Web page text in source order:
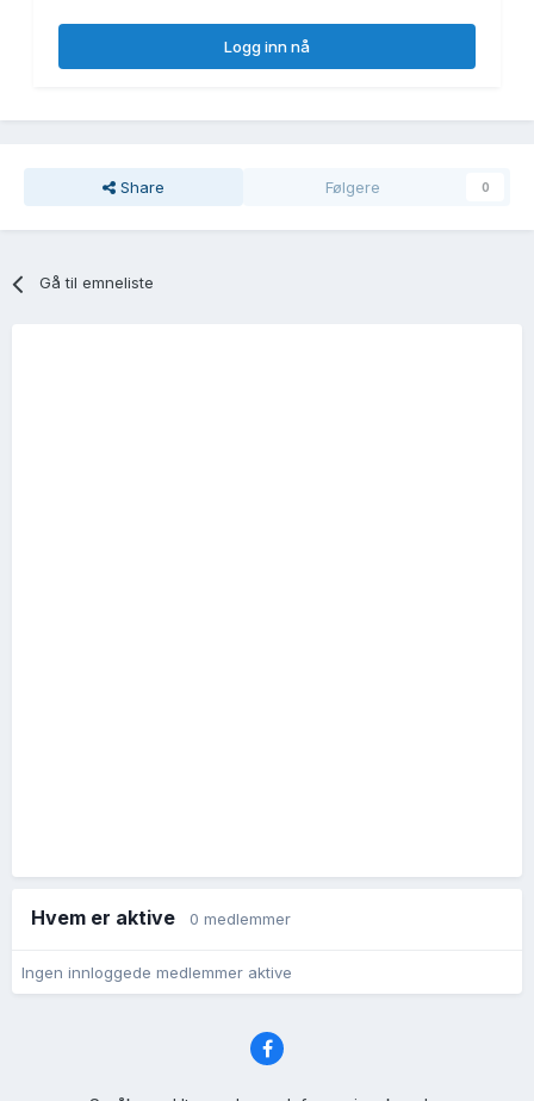
Logg inn nå
Share Følgere 0
Gå til emneliste
Hvem er aktive 0 medlemmer
Ingen innloggede medlemmer aktive